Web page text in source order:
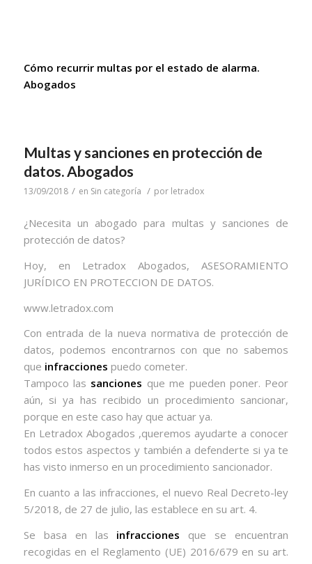
Cómo recurrir multas por el estado de alarma.
Abogados
Multas y sanciones en protección de
datos. Abogados
13/09/2018 / en Sin categoría / por letradox
¿Necesita un abogado para multas y sanciones de
protección de datos?
Hoy, en Letradox Abogados, ASESORAMIENTO
JURÍDICO EN PROTECCION DE DATOS.
www.letradox.com
Con entrada de la nueva normativa de protección de
datos, podemos encontrarnos con que no sabemos
que infracciones puedo cometer.
Tampoco las sanciones que me pueden poner. Peor
aún, si ya has recibido un procedimiento sancionar,
porque en este caso hay que actuar ya.
En Letradox Abogados ,queremos ayudarte a conocer
todos estos aspectos y también a defenderte si ya te
has visto inmerso en un procedimiento sancionador.
En cuanto a las infracciones, el nuevo Real Decreto-ley
5/2018, de 27 de julio, las establece en su art. 4.
Se basa en las infracciones que se encuentran
recogidas en el Reglamento (UE) 2016/679 en su art.